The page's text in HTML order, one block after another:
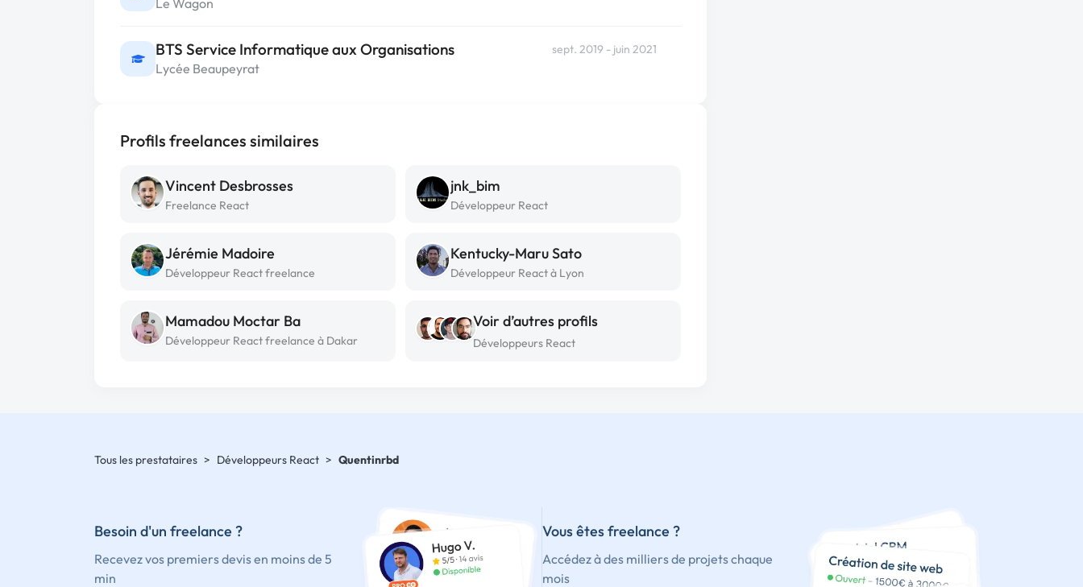
Le Wagon
BTS Service Informatique aux Organisations
Lycée Beaupeyrat
sept. 2019 - juin 2021
Profils freelances similaires
Vincent Desbrosses
Freelance React
jnk_bim
Développeur React
Jérémie Madoire
Développeur React freelance
Kentucky-Maru Sato
Développeur React à Lyon
Mamadou Moctar Ba
Développeur React freelance à Dakar
Voir d’autres profils
Développeurs React
Tous les prestataires > Développeurs React > Quentinrbd
Besoin d'un freelance ?
Recevez vos premiers devis en moins de 5
min
Vous êtes freelance ?
Accédez à des milliers de projets chaque
mois